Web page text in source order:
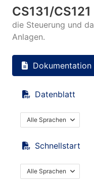
CS131/
die Steuerung und
Anlagen.
Dokumentation
Datenblatt
Alle Sprachen
Schnellstart
Alle Sprachen